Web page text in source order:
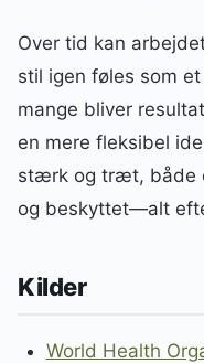
Over tid kan
stil igen føles som
mange bliver
en mere fleksibel
stærk og træt, både
og beskyttet—alt
Kilder
World Health